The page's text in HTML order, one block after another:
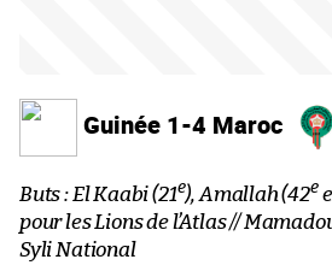
Guinée 1-4 Maroc
Buts : El Kaabi (21e), Amallah (42e
pour les Lions de l’Atlas //
Syli National